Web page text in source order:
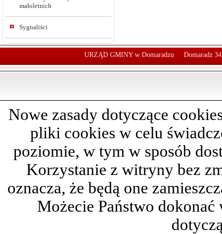
małoletnich
Sygnaliści
URZĄD GMINY w Domaradzu Domaradz
Nowe zasady dotyczące
pliki cookies w celu
poziomie, w tym w sposób
Korzystanie z witryny bez
oznacza, że będą one
Możecie Państwo